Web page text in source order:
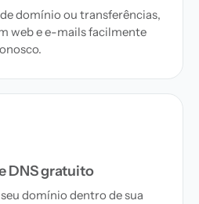
domínio ou transferências,
web e e-mails facilmente
DNS gratuito
domínio dentro de sua